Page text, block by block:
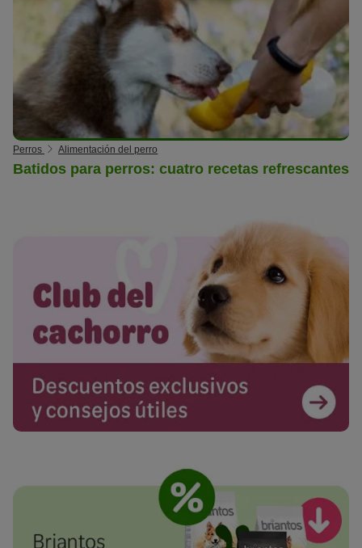
Perros Alimentación del perro
Batidos para perros: cuatro recetas refrescantes